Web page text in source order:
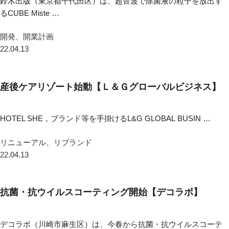
るCUBE Miste …
開発、開業計画
22.04.13
産後ケアリゾート始動【Ｌ＆Ｇグローバルビジネス】
HOTEL SHE，ブランド等を手掛けるL&G GLOBAL BUSIN …
リニューアル、リブランド
22.04.13
抗菌・抗ウイルスコーティング開始【デコラボ】
デコラボ（川崎市麻生区）は、今春から抗菌・抗ウイルスコーテ